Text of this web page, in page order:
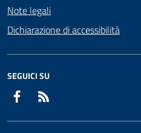
Note legali
Dichiarazione di accessibilità
SEGUICI SU
Facebook